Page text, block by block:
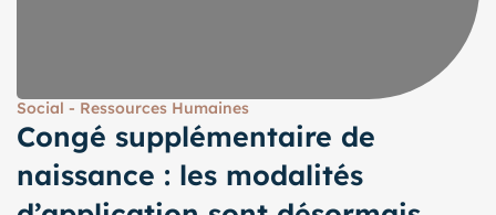
Social - Ressources Humaines
Congé supplémentaire de
naissance : les modalités